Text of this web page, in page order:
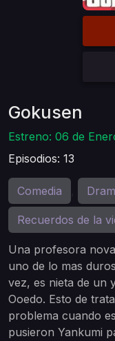
Gokusen
Estreno: 06 de
Episodios: 13
Comedia
Recuerdos de la
Una profesora
uno de lo mas
vez, es nieta de un
Ooedo. Esto de
problema cuando
pusieron Yankumi